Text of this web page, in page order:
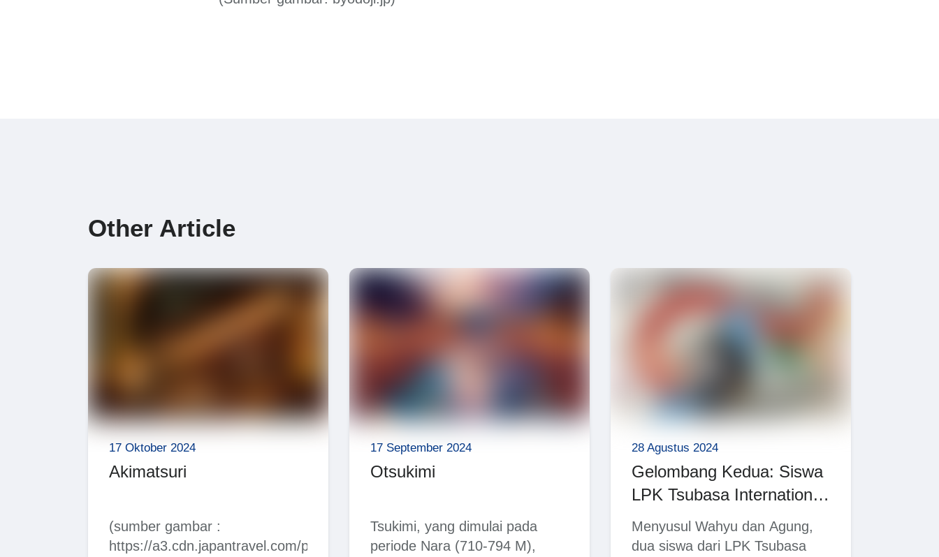
Other Article
17 Oktober 2024
Akimatsuri
(sumber gambar :
https://a3.cdn.japantravel.com/photo/16081-
17 September 2024
Otsukimi
Tsukimi, yang dimulai pada
periode Nara (710-794 M),
28 Agustus 2024
Gelombang Kedua: Siswa
LPK Tsubasa International
Siap Menyusul Rekan
Berkarier di Jepang
Menyusul Wahyu dan Agung,
dua siswa dari LPK Tsubasa